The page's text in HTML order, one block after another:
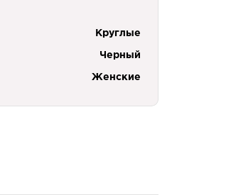
Круглые
Черный
Женские